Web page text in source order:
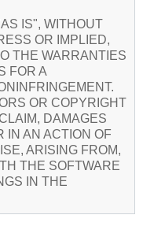
IS", WITHOUT
OR IMPLIED,
THE WARRANTIES
FOR A
OR COPYRIGHT
DAMAGES
IN AN ACTION OF
ARISING FROM,
THE SOFTWARE
IN THE